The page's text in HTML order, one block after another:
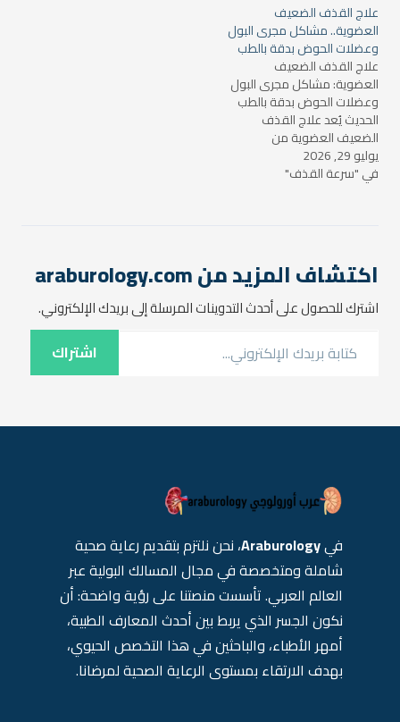
علاج القذف الضعيف
العضوية.. مشاكل مجرى البول
وعضلات الحوض بدقة بالطب
علاج القذف الضعيف
العضوية: مشاكل مجرى البول
وعضلات الحوض بدقة بالطب
الحديث يُعد علاج القذف
الضعيف العضوية من
الموضوعات الطبية الدقيقة
التي تتطلب فهماً عميقاً لتداخل
الجهاز البولي والتناسلي مع
معزولة، بل غالباً ما يكون
انعكاساً لاضطراب…
يوليو 29, 2026
في "سرعة القذف"
اكتشاف المزيد من araburology.com
اشترك للحصول على أحدث التدوينات المرسلة إلى بريدك الإلكتروني.
اشتراك
فيAraburology، نحن نلتزم بتقديم رعاية صحية
شاملة ومتخصصة في مجال المسالك البولية عبر
العالم العربي. تأسست منصتنا على رؤية واضحة: أن
نكون الجسر الذي يربط بين أحدث المعارف الطبية،
أمهر الأطباء، والباحثين في هذا التخصص الحيوي،
بهدف الارتقاء بمستوى الرعاية الصحية لمرضانا.